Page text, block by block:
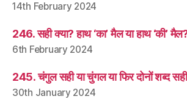
14th February 2024
246. सही क्या? हाथ ‘का’ मैल या हाथ ‘की’
6th February 2024
245. चंगुल सही या चुंगल या फिर दोनों शब्द
30th January 2024